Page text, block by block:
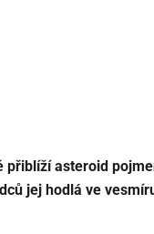
přiblížíasteroid
jej hodlá ve